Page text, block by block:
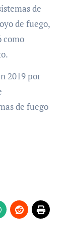
de
de fuego,
como
2019 por
de fuego